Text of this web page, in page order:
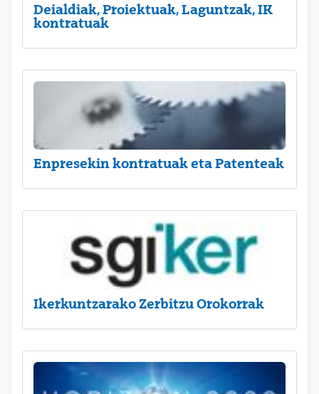
Deialdiak, Proiektuak, Laguntzak, IK
kontratuak
Enpresekin kontratuak eta Patenteak
Ikerkuntzarako Zerbitzu Orokorrak